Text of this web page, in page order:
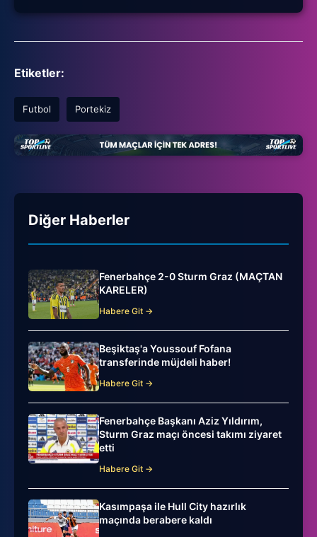
Etiketler:
Futbol Portekiz
Diğer Haberler
Fenerbahçe 2-0 Sturm Graz (MAÇTAN
KARELER)
Habere Git →
Beşiktaş'a Youssouf Fofana
transferinde müjdeli haber!
Habere Git →
Fenerbahçe Başkanı Aziz Yıldırım,
Sturm Graz maçı öncesi takımı ziyaret
etti
Habere Git →
Kasımpaşa ile Hull City hazırlık
maçında berabere kaldı